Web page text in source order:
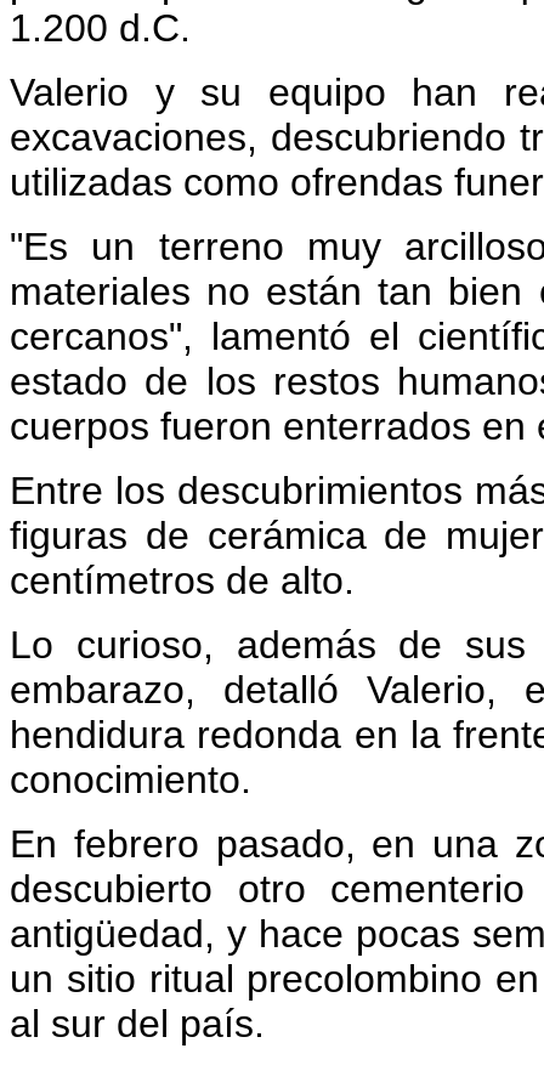
1.200 d.C.
Valerio y su equipo han
excavaciones, descubriendo
utilizadas como ofrendas
"Es un terreno muy
materiales no están tan
cercanos", lamentó el
estado de los restos
cuerpos fueron enterrados en
Entre los descubrimientos
figuras de cerámica de
centímetros de alto.
Lo curioso, además de
embarazo, detalló
hendidura redonda en la
conocimiento.
En febrero pasado, en una
descubierto otro
antigüedad, y hace pocas
un sitio ritual precolombino
al sur del país.